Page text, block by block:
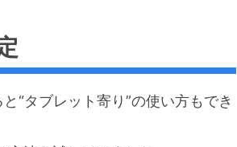
“タブレット寄り”の使い方もでき